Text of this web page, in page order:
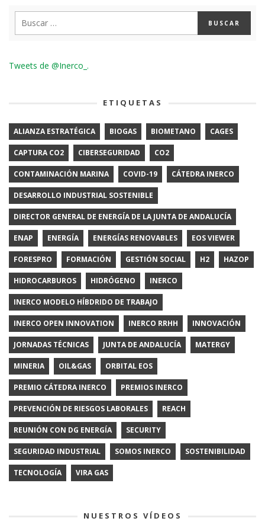
Tweets de @Inerco_.
ETIQUETAS
ALIANZA ESTRATÉGICA BIOGAS BIOMETANO CAGES
CAPTURA CO2 CIBERSEGURIDAD CO2
CONTAMINACIÓN MARINA COVID-19 CÁTEDRA INERCO
DESARROLLO INDUSTRIAL SOSTENIBLE
DIRECTOR GENERAL DE ENERGÍA DE LA JUNTA DE ANDALUCÍA
ENAP ENERGÍA ENERGÍAS RENOVABLES EOS VIEWER
FORESPRO FORMACIÓN GESTIÓN SOCIAL H2 HAZOP
HIDROCARBUROS HIDRÓGENO INERCO
INERCO MODELO HÍBDRIDO DE TRABAJO
INERCO OPEN INNOVATION INERCO RRHH INNOVACIÓN
JORNADAS TÉCNICAS JUNTA DE ANDALUCÍA MATERGY
MINERIA OIL&GAS ORBITAL EOS
PREMIO CÁTEDRA INERCO PREMIOS INERCO
PREVENCIÓN DE RIESGOS LABORALES REACH
REUNIÓN CON DG ENERGÍA SECURITY
SEGURIDAD INDUSTRIAL SOMOS INERCO SOSTENIBILIDAD
TECNOLOGÍA VIRA GAS
NUESTROS VÍDEOS